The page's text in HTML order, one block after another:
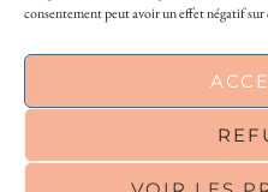
consentement peut avoir un effet négatif